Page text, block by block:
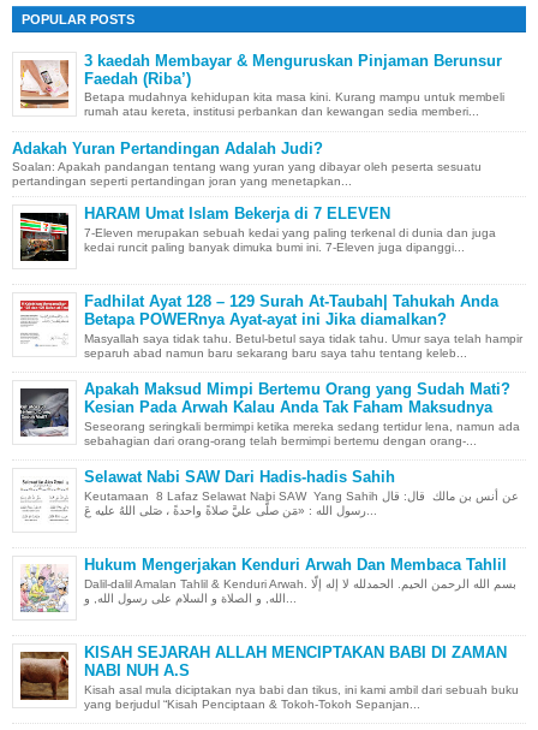
POPULAR POSTS
3 kaedah Membayar & Menguruskan Pinjaman Berunsur
Faedah (Riba’)
Betapa mudahnya kehidupan kita masa kini. Kurang mampu untuk membeli
rumah atau kereta, institusi perbankan dan kewangan sedia memberi...
Adakah Yuran Pertandingan Adalah Judi?
Soalan: Apakah pandangan tentang wang yuran yang dibayar oleh peserta sesuatu
pertandingan seperti pertandingan joran yang menetapkan...
HARAM Umat Islam Bekerja di 7 ELEVEN
7-Eleven merupakan sebuah kedai yang paling terkenal di dunia dan juga
kedai runcit paling banyak dimuka bumi ini. 7-Eleven juga dipanggi...
Fadhilat Ayat 128 – 129 Surah At-Taubah| Tahukah Anda
Betapa POWERnya Ayat-ayat ini Jika diamalkan?
Masyallah saya tidak tahu. Betul-betul saya tidak tahu. Umur saya telah hampir
separuh abad namun baru sekarang baru saya tahu tentang keleb...
Apakah Maksud Mimpi Bertemu Orang yang Sudah Mati?
Kesian Pada Arwah Kalau Anda Tak Faham Maksudnya
Seseorang seringkali bermimpi ketika mereka sedang tertidur lena, namun ada
sebahagian dari orang-orang telah bermimpi bertemu dengan orang-...
Selawat Nabi SAW Dari Hadis-hadis Sahih
Keutamaan 8 Lafaz Selawat Nabi SAW Yang Sahih عن أنس بن مالك قال: قال
Hukum Mengerjakan Kenduri Arwah Dan Membaca Tahlil
Dalil-dalil Amalan Tahlil & Kenduri Arwah. بسم الله الرحمن الحيم. الحمدلله لا إله إلّا
KISAH SEJARAH ALLAH MENCIPTAKAN BABI DI ZAMAN
NABI NUH A.S
Kisah asal mula diciptakan nya babi dan tikus, ini kami ambil dari sebuah buku
yang berjudul “Kisah Penciptaan & Tokoh-Tokoh Sepanjan...